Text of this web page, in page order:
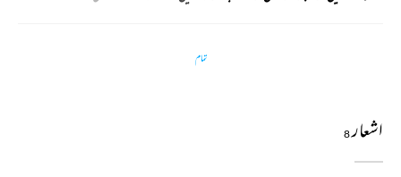
تمام
اشعار8